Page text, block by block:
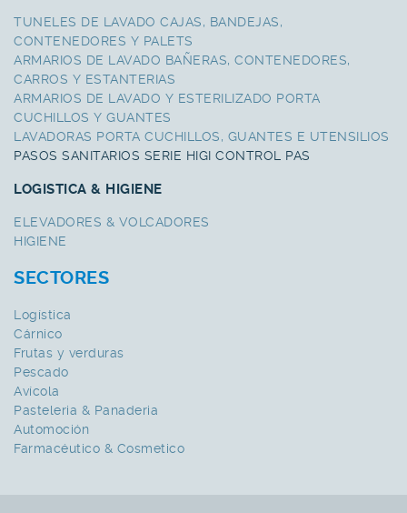
TUNELES DE LAVADO CAJAS, BANDEJAS,
CONTENEDORES Y PALETS
ARMARIOS DE LAVADO BAÑERAS, CONTENEDORES,
CARROS Y ESTANTERIAS
ARMARIOS DE LAVADO Y ESTERILIZADO PORTA
CUCHILLOS Y GUANTES
LAVADORAS PORTA CUCHILLOS, GUANTES E UTENSILIOS
PASOS SANITARIOS SERIE HIGI CONTROL PAS
LOGISTICA & HIGIENE
ELEVADORES & VOLCADORES
HIGIENE
SECTORES
Logística
Cárnico
Frutas y verduras
Pescado
Avícola
Pasteleria & Panaderia
Automoción
Farmacéutico & Cosmetico